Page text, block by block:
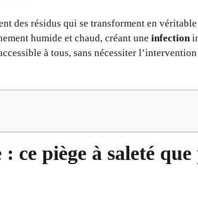
des résidus qui se transforment en
humide et chaud, créant une infection
à tous, sans nécessiter
ce piège à saleté que